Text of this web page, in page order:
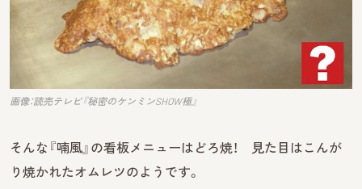
画像：読売テレビ『秘密のケンミンSHOW極』
そんな『喃風』の看板メニューはどろ焼！ 見た目はこんが
り焼かれたオムレツのようです。